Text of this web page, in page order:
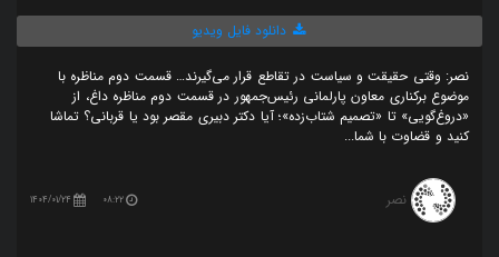
دانلود فایل ویدیو
نصر: وقتی حقیقت و سیاست در تقاطع قرار می‌گیرند… قسمت دوم مناظره با
موضوع برکناری معاون پارلمانی رئیس‌جمهور در قسمت دوم مناظره داغ، از
«دروغ‌گویی» تا «تصمیم شتاب‌زده»؛ آیا دکتر دبیری مقصر بود یا قربانی؟ تماشا
کنید و قضاوت با شما...
نصر 08:22
1404/01/24